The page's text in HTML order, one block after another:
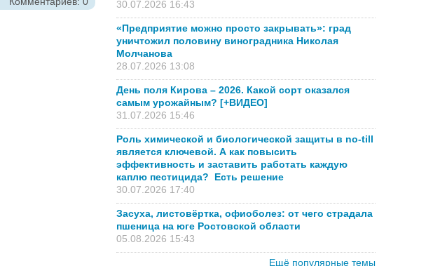
30.07.2026 16:43
«Предприятие можно просто закрывать»: град
уничтожил половину виноградника Николая
Молчанова
28.07.2026 13:08
День поля Кирова – 2026. Какой сорт оказался
самым урожайным? [+ВИДЕО]
31.07.2026 15:46
Роль химической и биологической защиты в no-till
является ключевой. А как повысить
эффективность и заставить работать каждую
каплю пестицида? Есть решение
30.07.2026 17:40
Засуха, листовёртка, офиоболез: от чего страдала
пшеница на юге Ростовской области
05.08.2026 15:43
Ещё популярные темы